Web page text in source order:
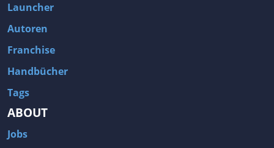
Launcher
Autoren
Franchise
Handbücher
Tags
ABOUT
Jobs